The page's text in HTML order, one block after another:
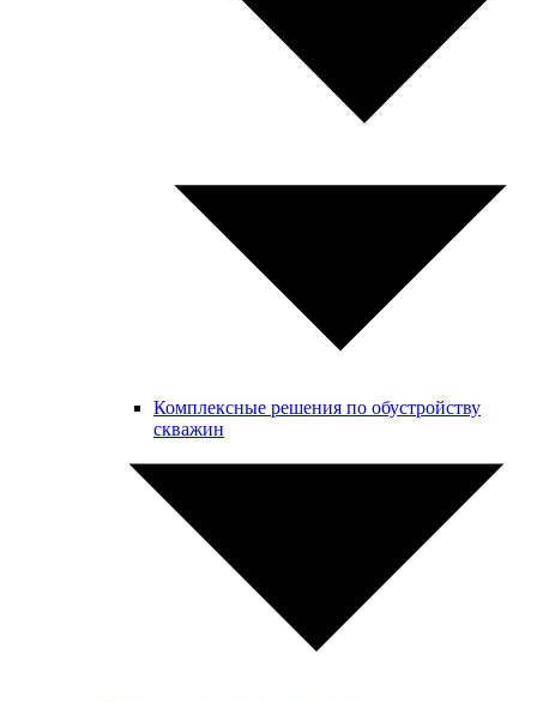
Комплексные решения по обустройству
скважин